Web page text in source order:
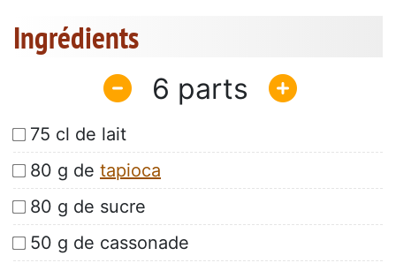
Ingrédients
6
75 cl de lait
80 g de tapioca
80 g de sucre
50 g de cassonade